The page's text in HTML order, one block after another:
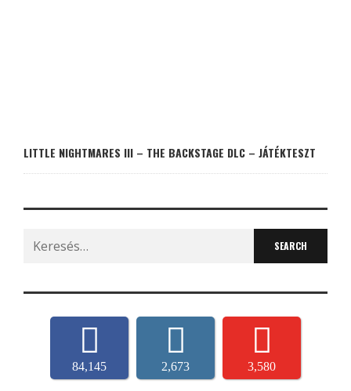
LITTLE NIGHTMARES III – THE BACKSTAGE DLC – JÁTÉKTESZT
Search
for:
84,145 2,673 3,580